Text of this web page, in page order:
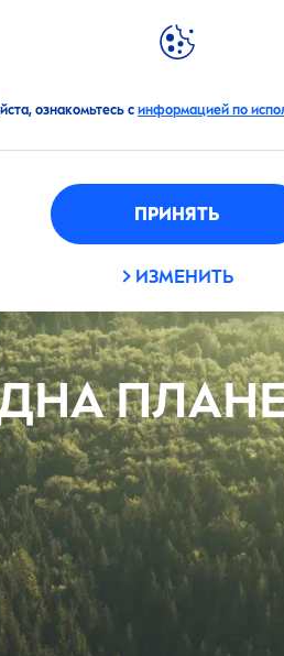
ознакомьтесь с информацией по
ПРИНЯТЬ
ИЗМЕНИТЬ
МИРNIVEA